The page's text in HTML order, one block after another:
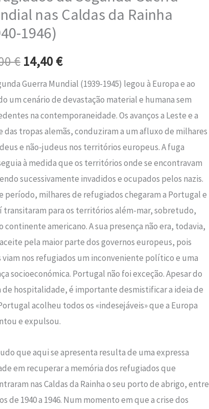
nas Caldas da Rainha
1946)
€
era:
16,00 €.
14,40€
é:
Guerra Mundial (1939-1945) legou à Europa e ao
um cenário de devastação material e humana sem
na contemporaneidade. Os avanços a Leste e a
das tropas alemãs, conduziram a um afluxo de milhares
e não-judeus nos territórios europeus. A fuga
à medida que os territórios onde se encontravam
sucessivamente invadidos e ocupados pelos nazis.
período, milhares de refugiados chegaram a Portugal e
transitaram para os territórios além-mar, sobretudo,
continente americano. A sua presença não era, todavia,
pela maior parte dos governos europeus, pois
viam nos refugiados um inconveniente político e uma
socioeconómica. Portugal não foi exceção. Apesar do
de hospitalidade, é importante desmistificar a ideia de
acolheu todos os «indesejáveis» que a Europa
e expulsou.
que aqui se apresenta resulta de uma expressa
em recuperar a memória dos refugiados que
nas Caldas da Rainha o seu porto de abrigo, entre
de 1940 a 1946. Num momento em que a crise dos